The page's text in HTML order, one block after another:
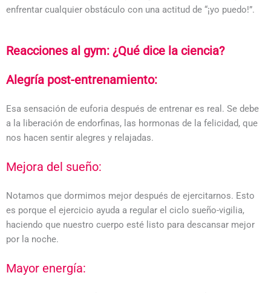
enfrentar cualquier obstáculo con una actitud de “¡yo puedo!”.
Reacciones al gym: ¿Qué dice la ciencia?
Alegría post-entrenamiento:
Esa sensación de euforia después de entrenar es real. Se debe
a la liberación de endorfinas, las hormonas de la felicidad, que
nos hacen sentir alegres y relajadas.
Mejora del sueño:
Notamos que dormimos mejor después de ejercitarnos. Esto
es porque el ejercicio ayuda a regular el ciclo sueño-vigilia,
haciendo que nuestro cuerpo esté listo para descansar mejor
por la noche.
Mayor energía: